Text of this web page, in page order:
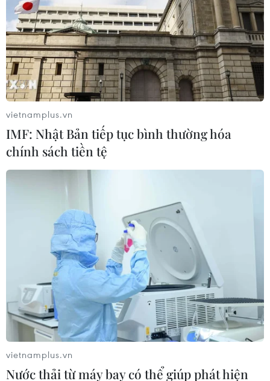
vietnamplus.vn
IMF: Nhật Bản tiếp tục bình thường hóa
chính sách tiền tệ
vietnamplus.vn
Nước thải từ máy bay có thể giúp phát hiện